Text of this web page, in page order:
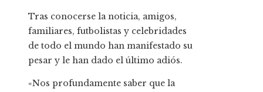
Tras conocerse la noticia, amigos,
familiares, futbolistas y celebridades
de todo el mundo han manifestado su
pesar y le han dado el último adiós.
«Nos profundamente saber que la